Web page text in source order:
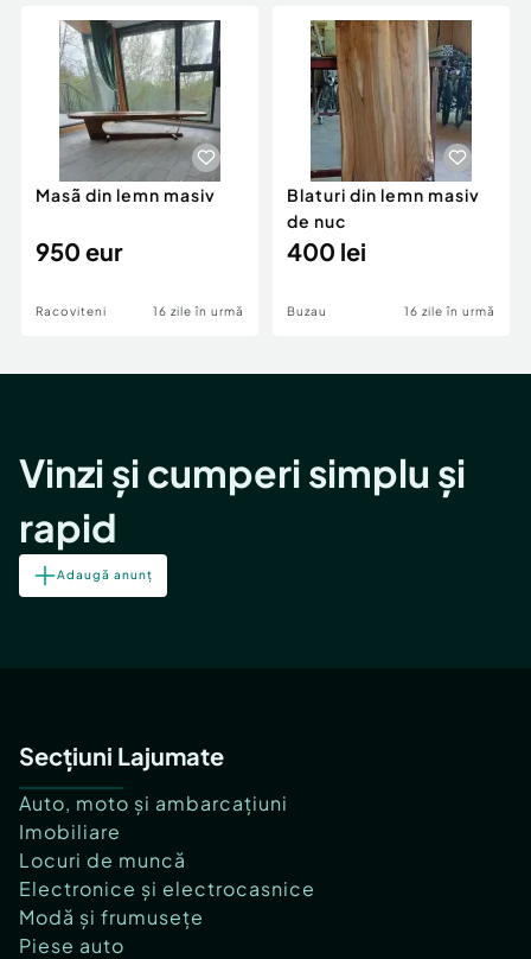
Servicii
Animale de companie
Afaceri și echipamente profesionale
Inchiriere Bunuri si Vehicule
Utilaje agricole si industriale
Piese auto si accesorii
Dacia Duster
Masã din lemn masiv
950 eur
Racoviteni 16 zile în urmă
Blaturi din lemn masiv
de nuc
400 lei
Buzau 16 zile în urmă
Vinzi și cumperi simplu și
rapid
Adaugă anunț
Secțiuni Lajumate
Auto, moto și ambarcațiuni
Imobiliare
Locuri de muncă
Electronice și electrocasnice
Modă și frumusețe
Piese auto